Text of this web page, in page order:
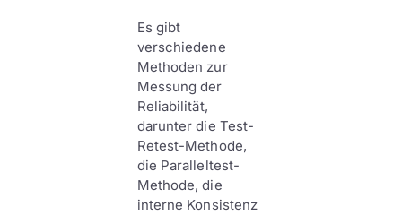
Es gibt
verschiedene
Methoden zur
Messung der
Reliabilität,
darunter die Test-
Retest-Methode,
die Paralleltest-
Methode, die
interne Konsistenz